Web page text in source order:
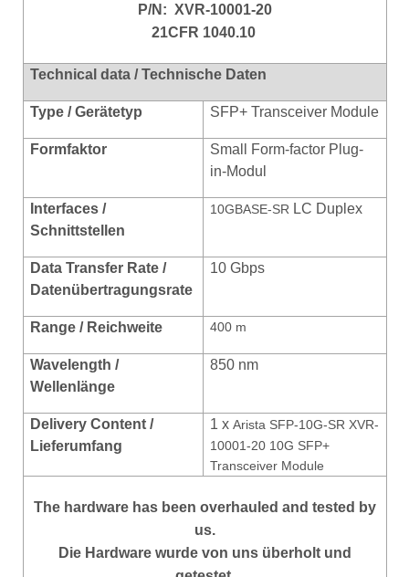
P/N: XVR-10001-20
21CFR 1040.10
Technical data / Technische Daten
Type / Gerätetyp SFP+ Transceiver Module
Formfaktor
Small Form-factor Plug-
in-Modul
Interfaces /
Schnittstellen
10GBASE-SR LC Duplex
Data Transfer Rate /
Datenübertragungsrate
10 Gbps
Range / Reichweite 400 m
Wavelength /
Wellenlänge
850 nm
Delivery Content /
Lieferumfang
1 xArista SFP-10G-SR XVR-
10001-20 10G SFP+
Transceiver Module
The hardware has been overhauled and tested by
us.
Die Hardware wurde von uns überholt und